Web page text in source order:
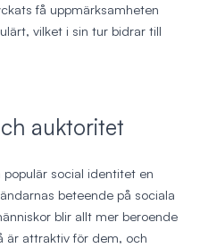
få uppmärksamheten
vilket i sin tur bidrar till
auktoritet
social identitet en
beteende på sociala
blir allt mer beroende
är attraktiv för dem, och